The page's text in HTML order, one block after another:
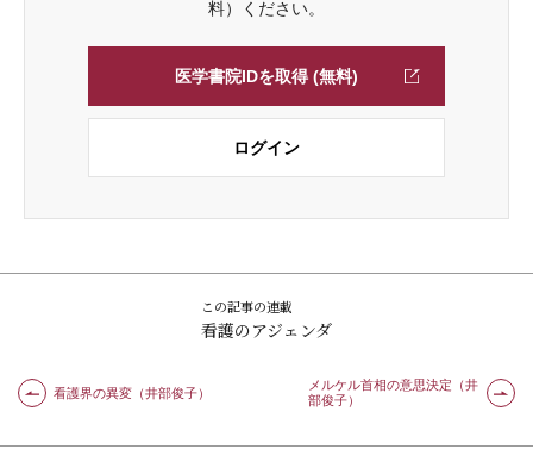
料）ください。
医学書院IDを取得 (無料)
ログイン
この記事の連載
看護のアジェンダ
看護界の異変（井部俊子）
メルケル首相の意思決定（井
部俊子）